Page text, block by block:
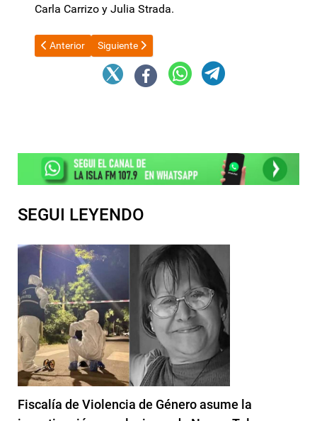
Carla Carrizo y Julia Strada.
Artículo anterior: Dura advertencia del PJ a Milei por su apoyo
Anterior Artículo siguiente: Grave acusación contra el
Siguiente
SEGUI LEYENDO
Fiscalía de Violencia de Género asume la